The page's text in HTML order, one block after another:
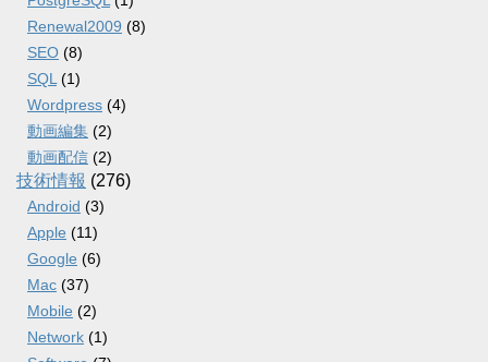
Renewal2009 (8)
SEO (8)
SQL (1)
Wordpress (4)
動画編集 (2)
動画配信 (2)
技術情報 (276)
Android (3)
Apple (11)
Google (6)
Mac (37)
Mobile (2)
Network (1)